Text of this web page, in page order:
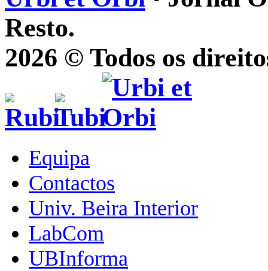
Resto.
2026 © Todos os
Equipa
Contactos
Univ. Beira Interior
LabCom
UBInforma